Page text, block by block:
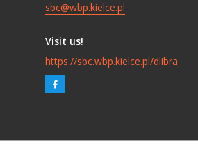
sbc@wbp.kielce.pl
Visit us!
https://sbc.wbp.kielce.pl/dlibra